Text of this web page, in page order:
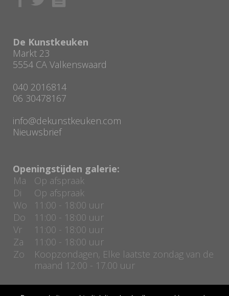
De Kunstkeuken
Markt 23
5554 CA Valkenswaard
040 2016814
06 30478167
info@dekunstkeuken.com
Nieuwsbrief
Openingstijden galerie:
Ma
Op afspraak
Di
Op afspraak
Wo
11:00 - 18:00 uur
Do
11:00 - 18:00 uur
Vr
11:00 - 18:00 uur
Za
11:00 - 18:00 uur
Zo
Koopzondagen, Elke laatste zondag van de
maand 12:00 - 17.00 uur